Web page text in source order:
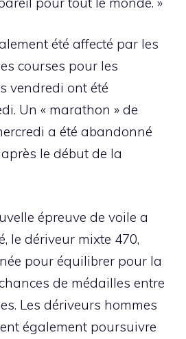
été affecté par les
courses pour les
vendredi ont été
Un « marathon » de
a été abandonné
le début de la
épreuve de voile a
le dériveur mixte 470,
pour équilibrer pour la
de médailles entre
Les dériveurs hommes
également poursuivre